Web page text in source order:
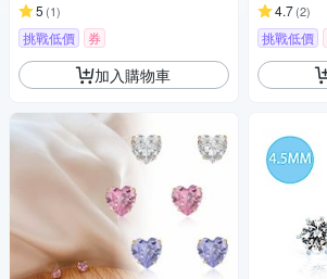
5 (1)
挑戰低價 券
加入購物車
4.7(2)
挑戰低價